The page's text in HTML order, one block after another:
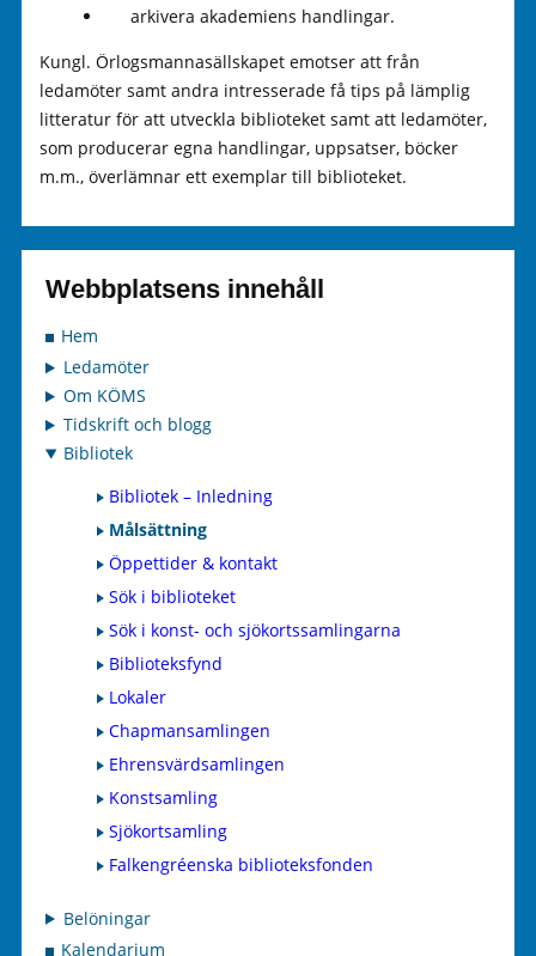
arkivera akademiens handlingar.
Kungl. Örlogsmannasällskapet emotser att från
ledamöter samt andra intresserade få tips på lämplig
litteratur för att utveckla biblioteket samt att ledamöter,
som producerar egna handlingar, uppsatser, böcker
m.m., överlämnar ett exemplar till biblioteket.
Webbplatsens innehåll
Hem
Ledamöter
Om KÖMS
Tidskrift och blogg
Bibliotek
Bibliotek – Inledning
Målsättning
Öppettider & kontakt
Sök i biblioteket
Sök i konst- och sjökortssamlingarna
Biblioteksfynd
Lokaler
Chapmansamlingen
Ehrensvärdsamlingen
Konstsamling
Sjökortsamling
Falkengréenska biblioteksfonden
Belöningar
Kalendarium